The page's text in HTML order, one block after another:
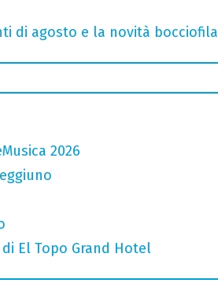
di agosto e la novità bocciofila
2026
El Topo Grand Hotel